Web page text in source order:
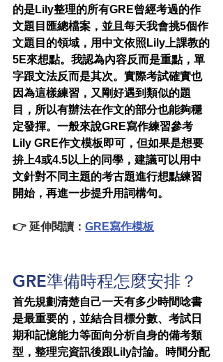
的是Lily整理的所有GRE曾經考過的作
文題目匯總檔案，並且每天我會挑5個作
文題目的領域，用中文依照Lily上課教的
5E來想點。我認為內容反而是重點，單
字跟文法反而是其次。實際考試確實也
因為這樣練習，又剛好遇到類似的題
目，所以有辦法在作文的部分也能夠穩
定發揮。一般來說GRE寫作練習參考
Lily GRE作文模板即可，但如果是想要
拚上4或4.5以上的同學，建議可以用中
文針對不同主題的考古題進行想點練習
開始，再進一步提升用詞構句。
👉 延伸閱讀： GRE寫作模板
GRE準備時程怎麼安排？
首先規劃清楚自己一天有多少時間唸書
是最重要的，並結合目標分數、考試日
期和記憶能力等面向分析自身的備考類
型，整理完資訊後跟Lily討論。時間分配